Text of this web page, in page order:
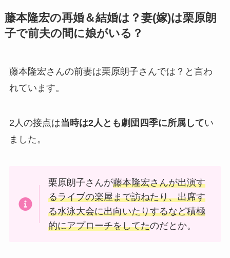
藤本隆宏の再婚＆結婚は？妻(嫁)は栗原朗
子で前夫の間に娘がいる？
藤本隆宏さんの前妻は栗原朗子さんでは？と言わ
れています。
2人の接点は当時は2人とも劇団四季に所属してい
ました。
栗原朗子さんが藤本隆宏さんが出演す
るライブの楽屋まで訪ねたり、出席す
る水泳大会に出向いたりするなど積極
的にアプローチをしてたのだとか。